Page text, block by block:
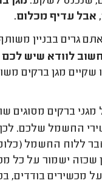
אבל עדיף מכלום.
גרים בבניין
חשוב לוודא שיש לכם
שקיים מגן ברקים
מגני ברקים מסוגים
החשמל שלכם.
ללוח החשמל
מגן שכזה ישמור על
מכשירים בודדים,